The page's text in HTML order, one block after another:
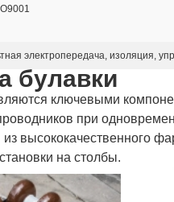
электропередача, изоляция,
булавки
ключевыми
при
из высококачественного
на столбы.